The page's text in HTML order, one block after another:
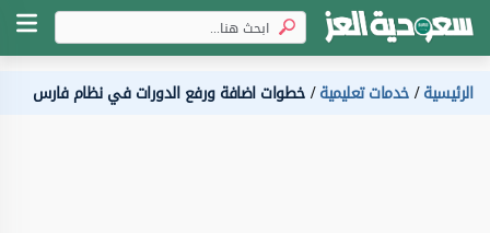
الرئيسية خدمات تعليمية خطوات اضافة ورفع الدورات في نظام فارس